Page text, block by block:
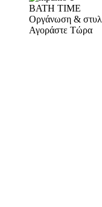
ΒΑΤΗ ΤΙΜΕ
Οργάνωση & στυλ
Αγοράστε Τώρα